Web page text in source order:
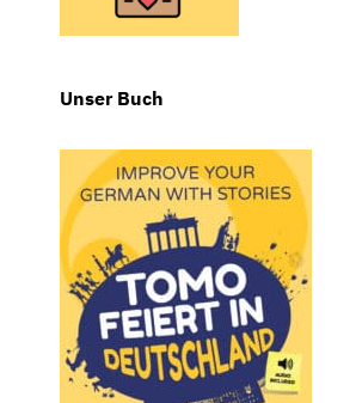
Unser Buch